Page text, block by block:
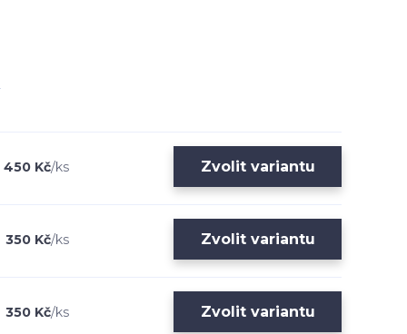
450 Kč/ks Zvolit variantu
350 Kč/ks Zvolit variantu
350 Kč/ks Zvolit variantu